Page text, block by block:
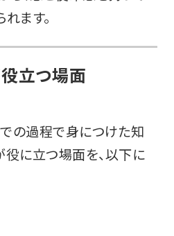
ます。
立つ場面
の過程で身につけた知
役に立つ場面を、以下に